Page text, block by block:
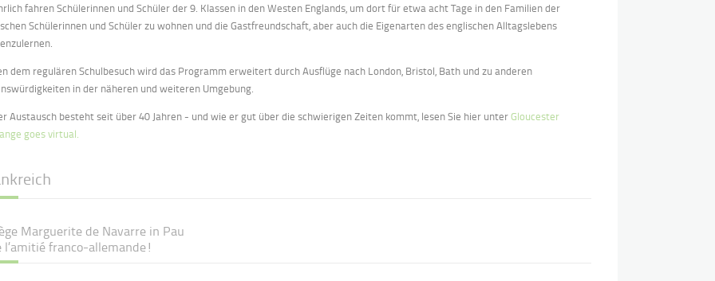
fahren Schülerinnen und Schüler der 9. Klassen in den Westen Englands, um dort für etwa acht Tage in den Familien der
Schülerinnen und Schüler zu wohnen und die Gastfreundschaft, aber auch die Eigenarten des englischen Alltagslebens
dem regulären Schulbesuch wird das Programm erweitert durch Ausflüge nach London, Bristol, Bath und zu anderen
in der näheren und weiteren Umgebung.
Austausch besteht seit über 40 Jahren - und wie er gut über die schwierigen Zeiten kommt, lesen Sie hier unterGloucester
goes virtual.
Marguerite de Navarre in Pau
l’amitié franco-allemande!